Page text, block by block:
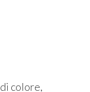
colore,